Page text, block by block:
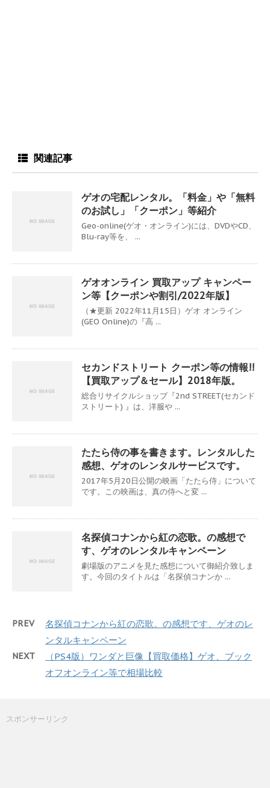
関連記事
ゲオの宅配レンタル。「料金」や「無料
のお試し」「クーポン」等紹介
Geo-online(ゲオ・オンライン)には、DVDやCD、
Blu-ray等を、 ...
ゲオオンライン 買取アップ キャンペー
ン等【クーポンや割引/2022年版】
（★更新 2022年11月15日）ゲオ オンライン
(GEO Online)の『高 ...
セカンドストリート クーポン等の情報!!
【買取アップ＆セール】2018年版。
総合リサイクルショップ『2nd STREET(セカンド
ストリート) 』は、洋服や ...
たたら侍の事を書きます。レンタルした
感想、ゲオのレンタルサービスです。
2017年5月20日公開の映画「たたら侍」について
です。この映画は、真の侍へと変 ...
名探偵コナンから紅の恋歌。の感想で
す、ゲオのレンタルキャンペーン
劇場版のアニメを見た感想について御紹介致しま
す。今回のタイトルは「名探偵コナンか ...
PREV
名探偵コナンから紅の恋歌。の感想です、ゲオのレ
ンタルキャンペーン
NEXT
（PS4版）ワンダと巨像【買取価格】ゲオ、ブック
オフオンライン等で相場比較
スポンサーリンク